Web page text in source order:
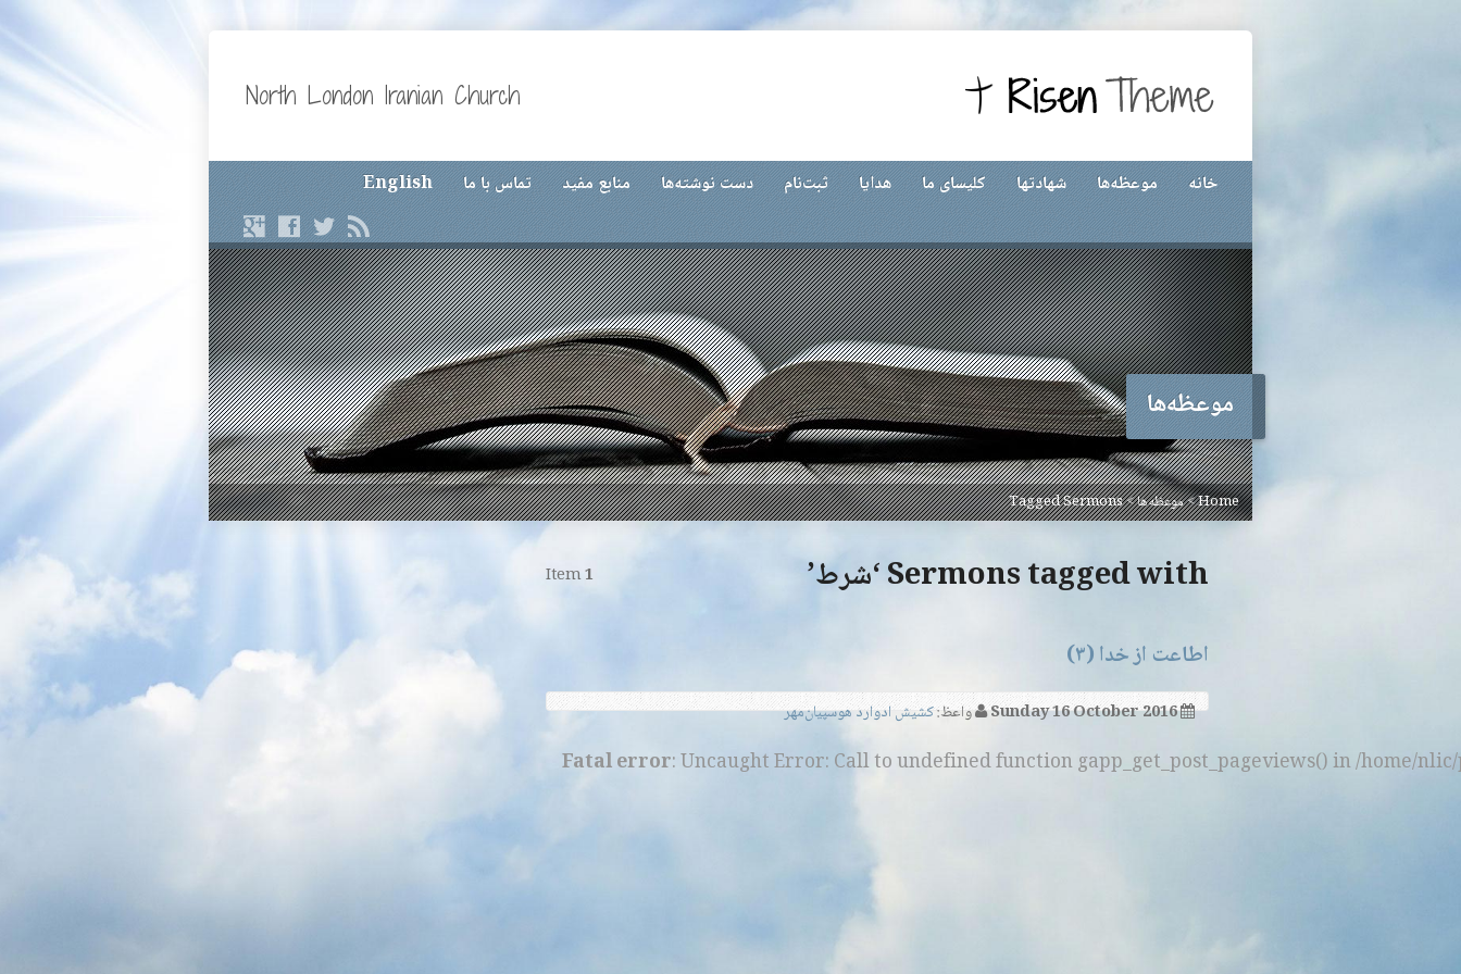
North London Iranian Church
خانه موعظه‌ها شهادتها کلیسای ما هدایا ثبت‌نام دست نوشته‌ها منابع مفید تماس با ما English
موعظه‌ها
Home
>موعظه‌ها>
Tagged Sermons
Sermons tagged with ‘شرط’ 1
اطاعت از خدا (۳)
Sunday 16 October 2016 واعظ:کشیش ادوارد هوسپیان‌مهر
Fatal error: Uncaught Error: Call to undefined function gapp_get_post_pageviews() in /